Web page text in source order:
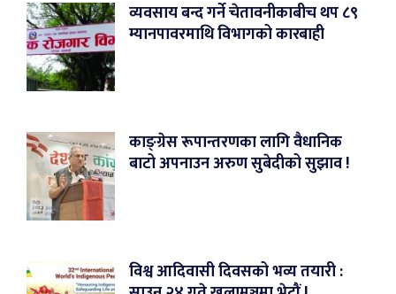
व्यवसाय बन्द गर्ने चेतावनीकाबीच थप ८९
म्यानपावरमाथि विभागको कारबाही
काङ्ग्रेस रूपान्तरणका लागि वैधानिक
बाटो अपनाउन अरुण सुबेदीको सुझाव !
विश्व आदिवासी दिवसको भव्य तयारी :